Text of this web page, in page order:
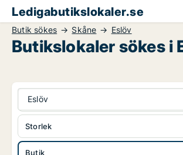
Ledigabutikslokaler.se
Butik sökes Skåne Eslöv
Butikslokaler sökes i
Eslöv
Butik
Storlek